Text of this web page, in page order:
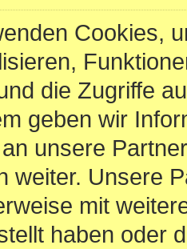
Cookies,
die Zugriffe
geben wir
unsere
weiter. Unsere
mit
haben oder